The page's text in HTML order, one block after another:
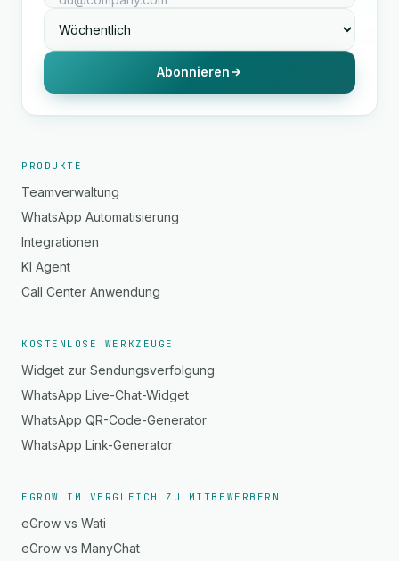
Abonnieren
PRODUKTE
Teamverwaltung
WhatsApp Automatisierung
Integrationen
KI Agent
Call Center Anwendung
KOSTENLOSE WERKZEUGE
Widget zur Sendungsverfolgung
WhatsApp Live-Chat-Widget
WhatsApp QR-Code-Generator
WhatsApp Link-Generator
EGROW IM VERGLEICH ZU MITBEWERBERN
eGrow vs Wati
eGrow vs ManyChat